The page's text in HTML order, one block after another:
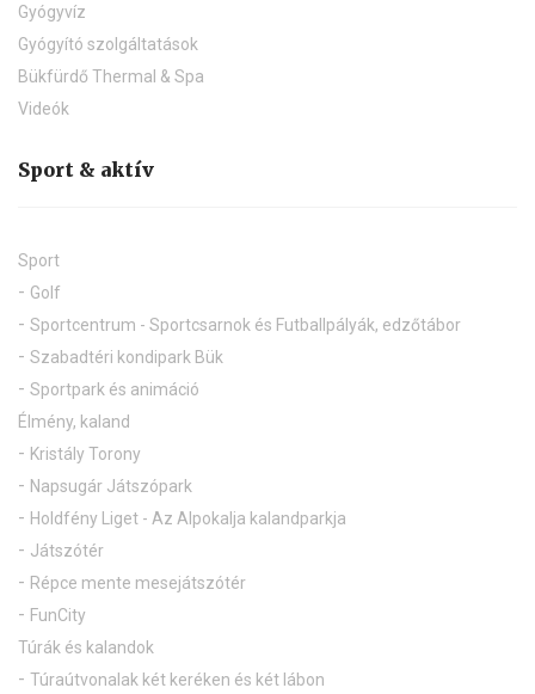
Gyógyvíz
Gyógyító szolgáltatások
Bükfürdő Thermal & Spa
Videók
Sport & aktív
Sport
Golf
Sportcentrum - Sportcsarnok és Futballpályák, edzőtábor
Szabadtéri kondipark Bük
Sportpark és animáció
Élmény, kaland
Kristály Torony
Napsugár Játszópark
Holdfény Liget - Az Alpokalja kalandparkja
Játszótér
Répce mente mesejátszótér
FunCity
Túrák és kalandok
Túraútvonalak két keréken és két lábon